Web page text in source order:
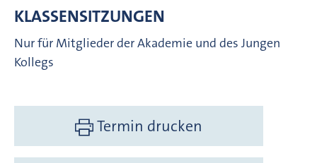
KLASSENSITZUNGEN
Nur für Mitglieder der Akademie und des Jungen
Kollegs
Termin drucken